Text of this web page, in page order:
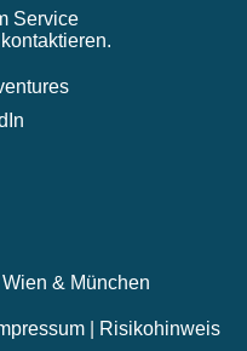
Service
& München
Risikohinweis